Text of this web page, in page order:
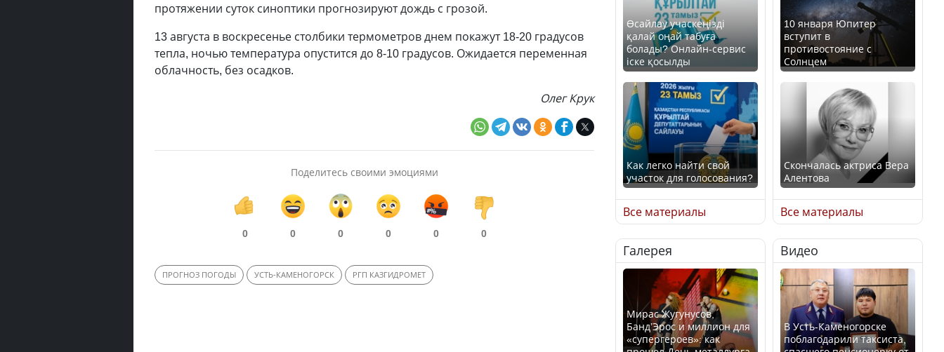
протяжении суток синоптики прогнозируют дождь с грозой.
13 августа в воскресенье столбики термометров днем покажут 18-20 градусов
тепла, ночью температура опустится до 8-10 градусов. Ожидается переменная
облачность, без осадков.
Олег Крук
Поделитесь своими эмоциями
0 0 0 0 0 0
ПРОГНОЗ ПОГОДЫ УСТЬ-КАМЕНОГОРСК РГП КАЗГИДРОМЕТ
Өсайлау учаскеңізді
қалай оңай табуға
болады? Онлайн-сервис
іске қосылды
Как легко найти свой
участок для голосования?
Минтруда назвало
отрасли с самыми
высокими зарплатными
предложениями
Все материалы
10 января Юпитер
вступит в
противостояние с
Солнцем
Скончалась актриса Вера
Алентова
В РФ вынесен заочный
приговор по уголовному
делу об убийстве Игоря
Талькова
Все материалы
Галерея
Мирас Жугунусов,
Банд’Эрос и миллион для
«супергероев»: как
Видео
В Усть-Каменогорске
поблагодарили таксиста,